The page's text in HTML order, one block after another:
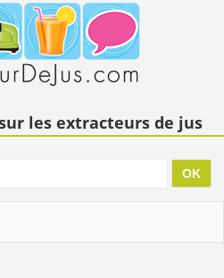
les extracteurs de jus